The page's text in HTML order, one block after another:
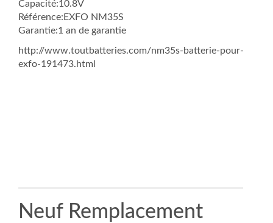
Capacité:10.8V
Référence:EXFO NM35S
Garantie:1 an de garantie
http://www.toutbatteries.com/nm35s-batterie-pour-
exfo-191473.html
Neuf Remplacement